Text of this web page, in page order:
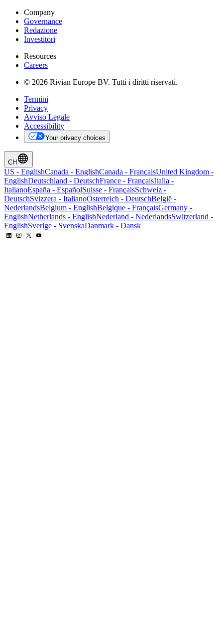
Company
Governance
Redazione
Investitori
Resources
Careers
© 2026 Rivian Europe BV. Tutti i diritti riservati.
Termini
Privacy
Avviso Legale
Accessibility
Your privacy choices
CH
US - EnglishCanada - EnglishCanada - FrançaisUnited Kingdom -
EnglishDeutschland - DeutschFrance - FrançaisItalia -
ItalianoEspaña - EspañolSuisse - FrançaisSchweiz -
DeutschSvizzera - ItalianoÖsterreich - DeutschBelgië -
NederlandsBelgium - EnglishBelgique - FrançaisGermany -
EnglishNetherlands - EnglishNederland - NederlandsSwitzerland -
EnglishSverige - SvenskaDanmark - Dansk